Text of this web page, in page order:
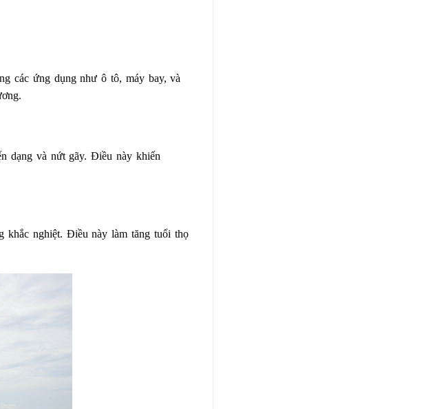
các ứng dụng như ô tô, máy bay, và
dạng và nứt gãy. Điều này khiến
khắc nghiệt. Điều này làm tăng tuổi thọ